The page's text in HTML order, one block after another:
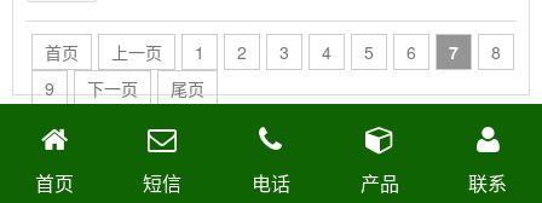
首页 上一页 1 2 3 4 5 6 7
8
9
下一页 尾页
首页 短信 电话 产品 联系